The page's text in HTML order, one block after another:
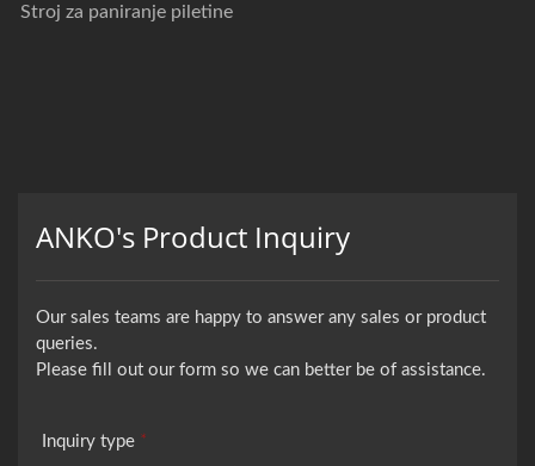
Stroj za paniranje piletine